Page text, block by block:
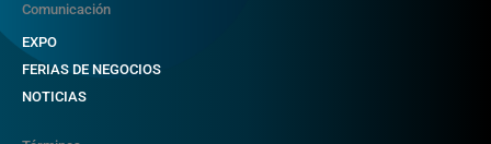
Comunicación
EXPO
FERIAS DE NEGOCIOS
NOTICIAS